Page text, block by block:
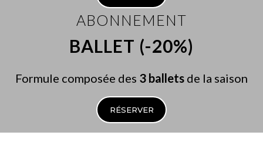
ABONNEMENT
BALLET (-20%)
Formule composée des 3 ballets de la saison
RÉSERVER